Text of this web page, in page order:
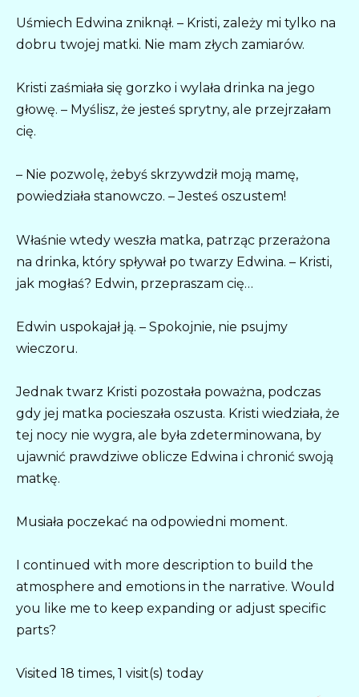
Uśmiech Edwina zniknął. – Kristi, zależy mi tylko na
dobru twojej matki. Nie mam złych zamiarów.
Kristi zaśmiała się gorzko i wylała drinka na jego
głowę. – Myślisz, że jesteś sprytny, ale przejrzałam
cię.
– Nie pozwolę, żebyś skrzywdził moją mamę,
powiedziała stanowczo. – Jesteś oszustem!
Właśnie wtedy weszła matka, patrząc przerażona
na drinka, który spływał po twarzy Edwina. – Kristi,
jak mogłaś? Edwin, przepraszam cię…
Edwin uspokajał ją. – Spokojnie, nie psujmy
wieczoru.
Jednak twarz Kristi pozostała poważna, podczas
gdy jej matka pocieszała oszusta. Kristi wiedziała, że
tej nocy nie wygra, ale była zdeterminowana, by
ujawnić prawdziwe oblicze Edwina i chronić swoją
matkę.
Musiała poczekać na odpowiedni moment.
I continued with more description to build the
atmosphere and emotions in the narrative. Would
you like me to keep expanding or adjust specific
parts?
Visited 18 times, 1 visit(s) today